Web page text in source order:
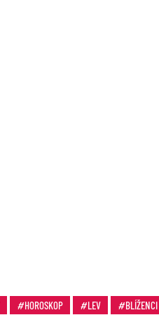
HOROSKOP LEV BLÍŽENCI